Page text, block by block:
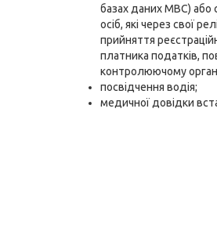
базах даних МВС) або
осіб, які через свої
прийняття
платника податків,
контролюючому
посвідчення водія;
медичної довідки